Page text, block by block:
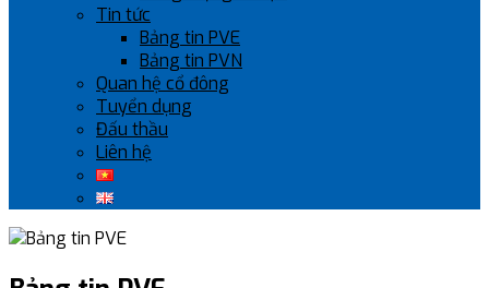
Tin tức
Bảng tin PVE
Bảng tin PVN
Quan hệ cổ đông
Tuyển dụng
Đấu thầu
Liên hệ